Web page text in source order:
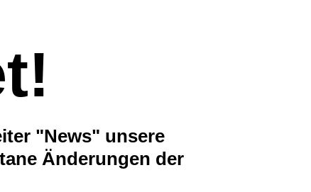
"News" unsere
Änderungen der